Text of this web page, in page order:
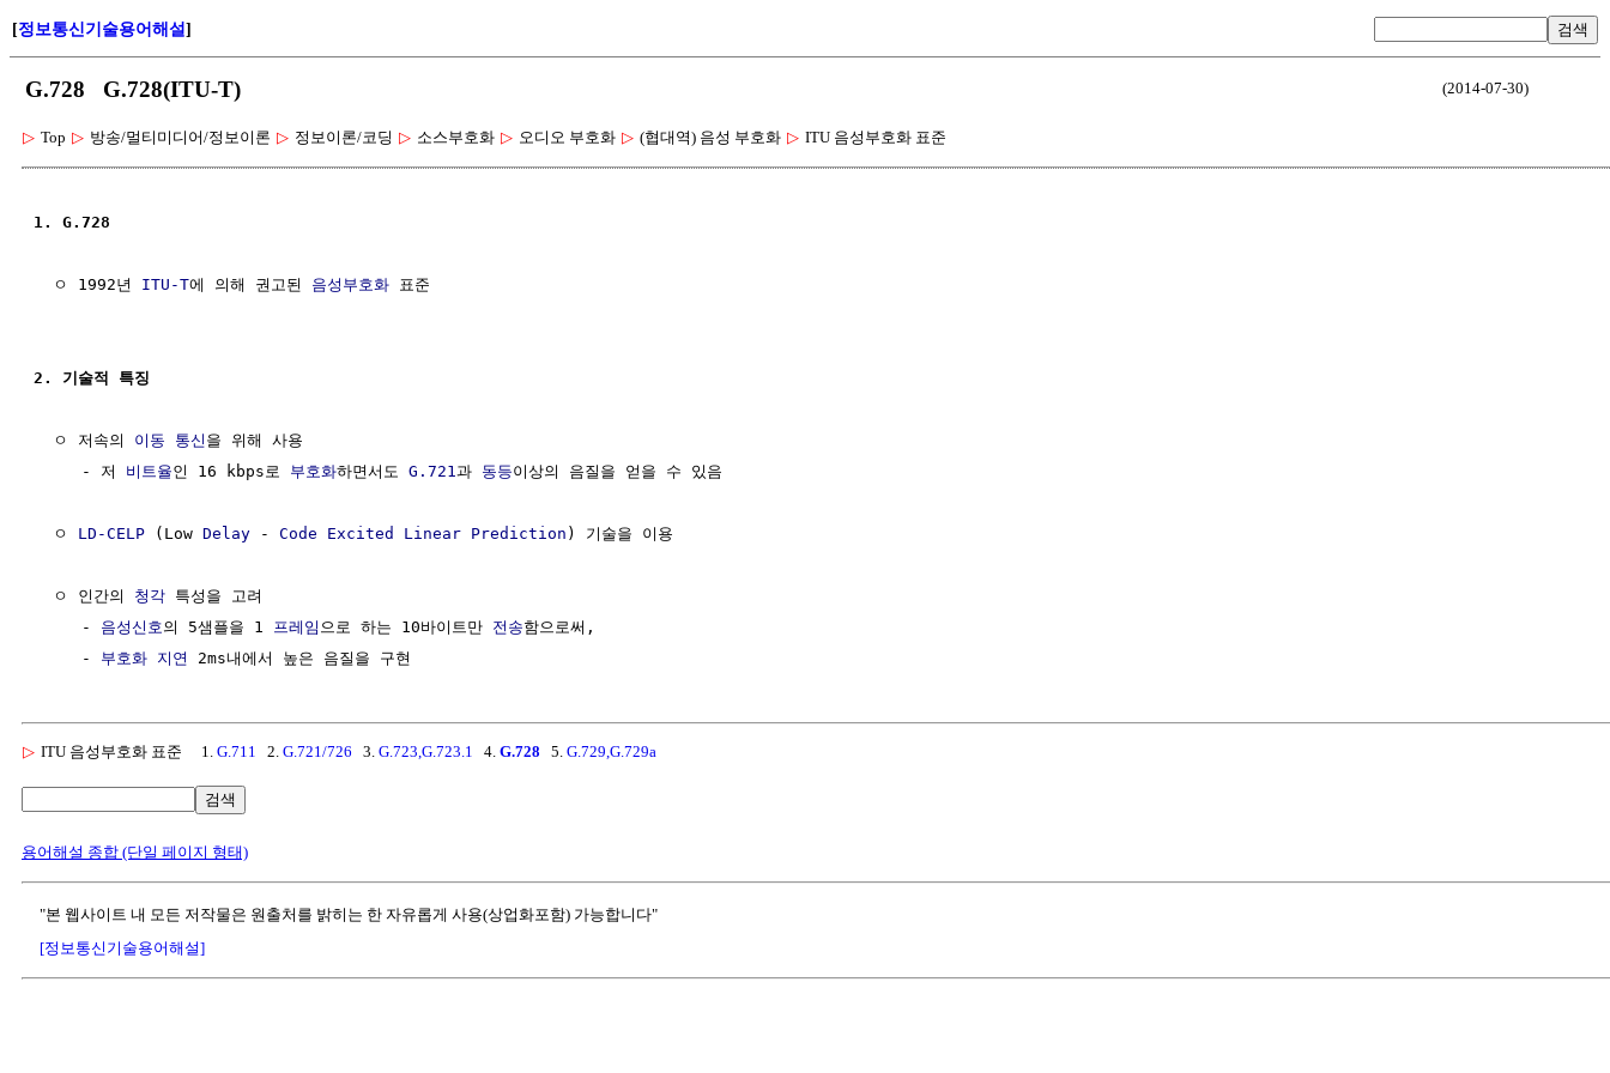
[정보통신기술용어해설] 검색
G.728 G.728(ITU-T) (2014-07-30)
▷ Top ▷ 방송/멀티미디어/정보이론 ▷ 정보이론/코딩 ▷ 소스부호화 ▷ 오디오 부호화 ▷ (협대역) 음성 부호화 ▷ ITU 음성부호화 표준
1. G.728
  ㅇ 1992년
ITU-T에 의해 권고된 음성부호화 표준
2. 기술적 특징
  ㅇ 저속의
이동 통신 을 위해 사용
     - 저
비트율인 16 kbps로 부호화하면서도 G.721 과 동등이상의 음질을 얻을 수 있음
  ㅇ
LD-CELP (Low Delay - Code Excited Linear Prediction ) 기술을 이용
  ㅇ 인간의
청각 특성을 고려
     -
음성신호의 5샘플을 1 프레임 으로 하는 10바이트만 전송함으로써,
     -
부호화 지연
▷ ITU 음성부호화 표준 1. G.711 2. G.721/726 3. G.723,G.723.1 4. G.728 5. G.729,G.729a
검색
용어해설 종합 (단일 페이지 형태)
"본 웹사이트 내 모든 저작물은 원출처를 밝히는 한 자유롭게 사용(상업화포함) 가능합니다"
[정보통신기술용어해설]